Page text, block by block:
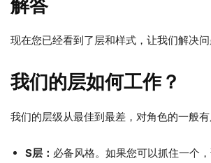
解答
现在您已经看到了层和样式，让我们解决问
我们的层如何工作？
我们的层级从最佳到最差，对角色的一般有
S层： 必备风格。如果您可以抓住一个